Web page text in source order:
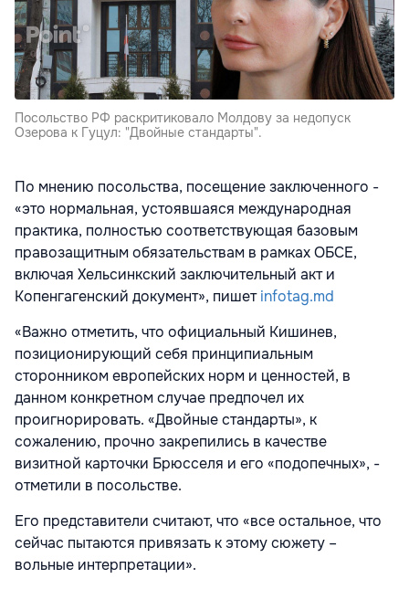
Посольство РФ раскритиковало Молдову за недопуск
Озерова к Гуцул: "Двойные стандарты".
По мнению посольства, посещение заключенного -
«это нормальная, устоявшаяся международная
практика, полностью соответствующая базовым
правозащитным обязательствам в рамках ОБСЕ,
включая Хельсинкский заключительный акт и
Копенгагенский документ», пишетinfotag.md
«Важно отметить, что официальный Кишинев,
позиционирующий себя принципиальным
сторонником европейских норм и ценностей, в
данном конкретном случае предпочел их
проигнорировать. «Двойные стандарты», к
сожалению, прочно закрепились в качестве
визитной карточки Брюсселя и его «подопечных», -
отметили в посольстве.
Его представители считают, что «все остальное, что
сейчас пытаются привязать к этому сюжету –
вольные интерпретации».